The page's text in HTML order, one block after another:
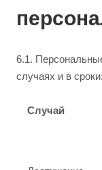
6.1.
случаях и в сроки:
Случай